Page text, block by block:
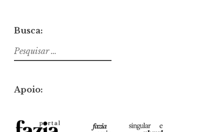
Busca:
Pesquisar
por:
Apoio: